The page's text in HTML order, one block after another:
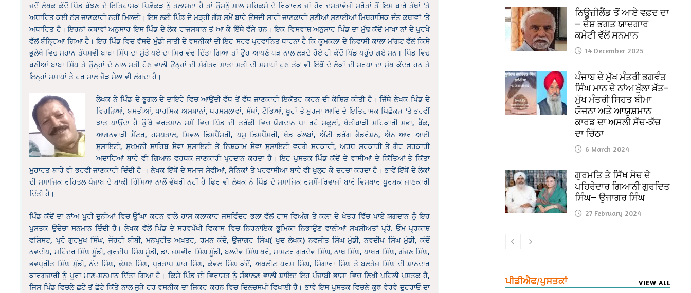
ਜਦੋਂ ਲੇਖਕ ਕੱਦੋਂ ਪਿੰਡ ਬੱਝਣ ਦੇ ਇਤਿਹਾਸਕ ਪਿਛੋਕੜ ਨੂੰ ਤਲਾਸ਼ਦਾ ਹੈ ਤਾਂ ਉਸਨੂੰ ਮਾਲ ਮਹਿਕਮੇ ਦੇ ਰਿਕਾਰਡ ਜਾਂ ਹੋਰ ਦਸਤਾਵੇਜੀ ਸਰੋਤਾਂ ਤੋਂ ਇਸ ਬਾਰੇ ਤੱਥਾਂ ‘ਤੇ
ਅਧਾਰਿਤ ਕੋਈ ਠੋਸ ਜਾਣਕਾਰੀ ਨਹੀਂ ਮਿਲਦੀ। ਇਸ ਲਈ ਪਿੰਡ ਦੇ ਮੋੜ੍ਹੀ ਗੱਡ ਸਮੇਂ ਬਾਰੇ ਉਸਦੀ ਸਾਰੀ ਜਾਣਕਾਰੀ ਸੁਣੀਆਂ ਸੁਣਾਈਆਂ ਮਿਥਹਾਸਿਕ ਦੰਤ ਕਥਾਵਾਂ ‘ਤੇ
ਅਧਾਰਿਤ ਹੈ। ਇਹਨਾਂ ਕਥਾਵਾਂ ਅਨੁਸਾਰ ਇਸ ਪਿੰਡ ਦੇ ਲੋਕ ਰਾਜਸਥਾਨ ਤੋਂ ਆ ਕੇ ਇੱਥੇ ਵੱਸੇ ਹਨ। ਇਕ ਵਿਸਵਾਸ਼ ਅਨੁਸਾਰ ਪਿੰਡ ਦਾ ਮੁੱਢ ਕੱਦੋਂ ਮਾਖਾ ਨਾਂ ਦੇ ਪੁਰਖੇ
ਵੱਲੋਂ ਬੰਨ੍ਹਿਆ ਗਿਆ ਹੈ। ਇਹ ਪਿੰਡ ਵਿਚ ਵੱਸਦੇ ਮੁੰਡੀ ਜਾਤੀ ਦੇ ਵਸਨੀਕਾਂ ਦੀ ਇਹ ਸਰਵ ਪ੍ਰਵਾਨਿਤ ਧਾਰਨਾ ਹੈ ਕਿ ਕੂਮਕਲਾ ਦੇ ਨਿਵਾਸੀ ਕਾਲਾ ਮਾਂਗਟ ਵੱਲੋਂ ਕਿਸੇ
ਭੁਲੇਖੇ ਵਿਚ ਮਹਾਨ ਤੱਪਸਵੀ ਬਾਬਾ ਸਿੱਧ ਦਾ ਸੁੱਤੇ ਪਏ ਦਾ ਸਿਰ ਵੱਢ ਦਿੱਤਾ ਗਿਆ ਤਾਂ ਉਹ ਆਪਣੇ ਧੜ ਨਾਲ ਲੜਦੇ ਹੋਏ ਹੀ ਕੱਦੋਂ ਪਿੰਡ ਪਹੁੰਚ ਗਏ ਸਨ। ਪਿੰਡ ਵਿਚ
ਬਣੀਆਂ ਬਾਬਾ ਸਿੱਧ ਤੇ ਉਨ੍ਹਾਂ ਦੇ ਨਾਲ ਸਤੀ ਹੋਣ ਵਾਲੀ ਉਨ੍ਹਾਂ ਦੀ ਮੰਗੇਤਰ ਮਾਤਾ ਸਤੀ ਦੀ ਸਮਾਧਾਂ ਹੁਣ ਤੱਕ ਵੀ ਇੱਥੋਂ ਦੇ ਲੋਕਾਂ ਦੀ ਸ਼ਰਧਾ ਦਾ ਮੁੱਖ ਕੇਂਦਰ ਹਨ ਤੇ
ਇਨ੍ਹਾਂ ਸਮਾਧਾਂ ਤੇ ਹਰ ਸਾਲ ਜੋੜ ਮੇਲਾ ਵੀ ਲੱਗਦਾ ਹੈ।
ਲੇਖਕ ਨੇ ਪਿੰਡ ਦੇ ਭੂਗੋਲ ਦੇ ਦਾਇਰੇ ਵਿਚ ਆਉਂਦੀ ਵੱਧ ਤੋਂ ਵੱਧ ਜਾਣਕਾਰੀ ਇਕੱਤਰ ਕਰਨ ਦੀ ਕੋਸ਼ਿਸ਼ ਕੀਤੀ ਹੈ। ਜਿੱਥੇ ਲੇਖਕ ਪਿੰਡ ਦੇ
ਵਿਹੜਿਆਂ, ਬਸਤੀਆਂ, ਧਾਰਮਿਕ ਅਸਥਾਨਾਂ, ਧਰਮਸ਼ਲਾਵਾਂ, ਸੱਥਾਂ, ਟੋਭਿਆਂ, ਖੂਹਾਂ ਤੇ ਬੁਰਜਾ ਆਦਿ ਦੇ ਇਤਿਹਾਸਕ ਪਿਛੋਕੜ ‘ਤੇ ਭਰਵੀਂ
ਝਾਤ ਪਾਉਂਦਾ ਹੈ ਉੱਥੇ ਵਰਤਮਾਨ ਸਮੇਂ ਵਿਚ ਪਿੰਡ ਦੀ ਤਰੱਕੀ ਵਿਚ ਯੋਗਦਾਨ ਪਾ ਰਹੇ ਸਕੂਲਾਂ, ਖੇਤੀਬਾੜੀ ਸਹਿਕਾਰੀ ਸਭਾ, ਬੈਂਕ,
ਆਗਨਵਾੜੀ ਸੈਂਟਰ, ਹਸਪਤਾਲ, ਸਿਵਲ ਡਿਸਪੈਂਸਰੀ, ਪਸ਼ੂ ਡਿਸਪੈਂਸਰੀ, ਖੇਡ ਕੱਲਬਾਂ, ਐਂਟੀ ਡਰੱਗ ਫੈਡਰੇਸ਼ਨ, ਐਨ ਆਰ ਆਈ
ਸੁਸਾਇਟੀ, ਸੁਖਮਨੀ ਸਾਹਿਬ ਸੇਵਾ ਸੁਸਾਇਟੀ ਤੇ ਨਿਸ਼ਕਾਮ ਸੇਵਾ ਸੁਸਾਇਟੀ ਵਰਗੇ ਸਰਕਾਰੀ, ਅਰਧ ਸਰਕਾਰੀ ਤੇ ਗੈਰ ਸਰਕਾਰੀ
ਅਦਾਰਿਆਂ ਬਾਰੇ ਵੀ ਗਿਆਨ ਵਰਧਕ ਜਾਣਕਾਰੀ ਪ੍ਰਦਾਨ ਕਰਦਾ ਹੈ। ਇਹ ਪੁਸਤਕ ਪਿੰਡ ਕੱਦੋਂ ਦੇ ਵਾਸੀਆਂ ਦੇ ਕਿੱਤਿਆਂ ਤੇ ਕਿੱਤਾ
ਮੁਹਾਰਤ ਬਾਰੇ ਵੀ ਭਰਵੀ ਜਾਣਕਾਰੀ ਦਿੰਦੀ ਹੈ । ਲੇਖਕ ਇੱਥੋਂ ਦੇ ਸਮਾਜ ਸੇਵੀਆਂ, ਸੈਨਿਕਾਂ ਤੇ ਪਰਵਾਸੀਆ ਬਾਰੇ ਵੀ ਖੁਲ੍ਹ ਕੇ ਚਰਚਾ ਕਰਦਾ ਹੈ। ਭਾਵੇਂ ਇੱਥੋਂ ਦੇ ਲੋਕਾਂ
ਦੀ ਸਮਾਜਿਕ ਰਹਿਤਲ ਪੰਜਾਬ ਦੇ ਬਾਕੀ ਹਿੱਸਿਆ ਨਾਲੋਂ ਵੱਖਰੀ ਨਹੀਂ ਹੈ ਫਿਰ ਵੀ ਲੇਖਕ ਨੇ ਪਿੰਡ ਦੇ ਸਮਾਜਿਕ ਰਸਮੋਂ-ਰਿਵਾਜਾਂ ਬਾਰੇ ਵਿਸਥਾਰ ਪੂਰਬਕ ਜਾਣਕਾਰੀ
ਦਿੱਤੀ ਹੈ।
ਪਿੰਡ ਕੱਦੋਂ ਦਾ ਨਾਂਅ ਪੂਰੀ ਦੁਨੀਆਂ ਵਿਚ ਉੱਘਾ ਕਰਨ ਵਾਲੇ ਹਾਸ ਕਲਾਕਾਰ ਜਸਵਿੰਦਰ ਭਲਾ ਵੱਲੋਂ ਹਾਸ ਵਿਅੰਗ ਤੇ ਕਲਾ ਦੇ ਖੇਤਰ ਵਿੱਚ ਪਾਏ ਯੋਗਦਾਨ ਨੂੰ ਇਹ
ਪੁਸਤਕ ਉਚੇਚਾ ਸਨਮਾਨ ਦਿੰਦੀ ਹੈ। ਲੇਖਕ ਵੱਲੋਂ ਪਿੰਡ ਦੇ ਸਰਵਪੱਖੀ ਵਿਕਾਸ ਵਿਚ ਨਿਰਨਾਇਕ ਭੂਮਿਕਾ ਨਿਭਾਉਣ ਵਾਲੀਆਂ ਸਖਸ਼ੀਅਤਾਂ ਪ੍ਰੋ. ਓਮ ਪ੍ਰਕਾਸ਼
ਵਸ਼ਿਸਟ, ਪ੍ਰੋ ਗੁਰਮੁਖ ਸਿੰਘ, ਜੌਹਰੀ ਬੀਬੀ, ਮਨਪ੍ਰੀਤ ਅਖ਼ਤਰ, ਰਮਨ ਕੱਦੋ, ਉਜਾਗਰ ਸਿੰਘ( ਖੁਦ ਲੇਖਕ) ਨਵਜੀਤ ਸਿੰਘ ਮੁੰਡੀ, ਨਵਦੀਪ ਸਿੰਘ ਮੁੰਡੀ, ਕੱਦੋਂ
ਨਵਦੀਪ, ਮਹਿੰਦਰ ਸਿੰਘ ਮੂੰਡੀ, ਗੁਰਦੀਪ ਸਿੰਘ ਮੂੰਡੀ, ਡਾ. ਜਸਵੀਰ ਸਿੰਘ ਮੂੰਡੀ, ਬਲਦੇਵ ਸਿੰਘ ਖਰੇ, ਮਾਸਟਰ ਗੁਰਦੇਵ ਸਿੰਘ, ਨਾਥ ਸਿੰਘ, ਪਾਖਰ ਸਿੰਘ, ਗੱਜਣ ਸਿੰਘ,
ਭਵਪ੍ਰੀਤ ਸਿੰਘ ਮੁੰਡੀ, ਨੰਦ ਸਿੰਘ, ਫੁੰਮਣ ਸਿੰਘ, ਪ੍ਰਤਾਪ ਸ਼ਾਹ ਸਿੰਘ, ਕੇਵਲ ਸਿੰਘ ਕੱਦੋਂ, ਅਥਲੀਟ ਧਰਮ ਸਿੰਘ, ਸਿੰਗਾਰਾ ਸਿੰਘ ਤੇ ਬਲਤੇਜ ਸਿੰਘ ਦੀ ਸ਼ਾਨਦਾਰ
ਕਾਰਗੁਜਾਰੀ ਨੂੰ ਪੂਰਾ ਮਾਣ-ਸਨਮਾਨ ਦਿੱਤਾ ਗਿਆ ਹੈ। ਕਿਸੇ ਪਿੰਡ ਦੀ ਵਿਰਾਸਤ ਨੂੰ ਸੰਭਾਲਣ ਵਾਲੀ ਸ਼ਾਇਦ ਇਹ ਪੰਜਾਬੀ ਭਾਸ਼ਾ ਵਿਚ ਲਿਖੀ ਪਹਿਲੀ ਪੁਸਤਕ ਹੈ,
ਜਿਸ ਪਿੰਡ ਵਿਚਲੇ ਛੋਟੇ ਤੋਂ ਛੋਟੇ ਕਿੱਤੇ ਨਾਲ ਜੁੜੇ ਹਰ ਵਸਨੀਕ ਦਾ ਜ਼ਿਕਰ ਕਰਨ ਵਿਚ ਦਿਲਚਸਪੀ ਵਿਖਾਈ ਹੈ। ਭਾਵੇ ਇਸ ਪੁਸਤਕ ਵਿਚਲੇ ਕੁਝ ਵੇਰਵੇ ਦੁਹਰਾਓ ਦਾ
ਨਿਊਜ਼ੀਲੈਂਡ ਤੋਂ ਆਏ ਵਫ਼ਦ ਦਾ
— ਦੇਸ਼ ਭਗਤ ਯਾਦਗਾਰ
ਕਮੇਟੀ ਵੱਲੋਂ ਸਨਮਾਨ
14 December 2025
ਪੰਜਾਬ ਦੇ ਮੁੱਖ ਮੰਤਰੀ ਭਗਵੰਤ
ਸਿੰਘ ਮਾਨ ਦੇ ਨਾਂਅ ਖੁੱਲਾ ਖ਼ੱਤ–
ਮੁੱਖ ਮੰਤਰੀ ਸਿਹਤ ਬੀਮਾ
ਯੋਜਨਾ ਅਤੇ ਆਯੁਸ਼ਮਾਨ
ਕਾਰਡ ਦਾ ਅਸਲੀ ਸੱਚ-ਕੱਚ
ਦਾ ਚਿੱਠਾ
6 March 2024
ਗੁਰਮਤਿ ਤੇ ਸਿੱਖ ਸੋਚ ਦੇ
ਪਹਿਰੇਦਾਰ ਗਿਆਨੀ ਗੁਰਦਿਤ
ਸਿੰਘ— ਉਜਾਗਰ ਸਿੰਘ
27 February 2024
ਪੀਡੀਐਫ/ਪੁਸਤਕਾਂ VIEW ALL